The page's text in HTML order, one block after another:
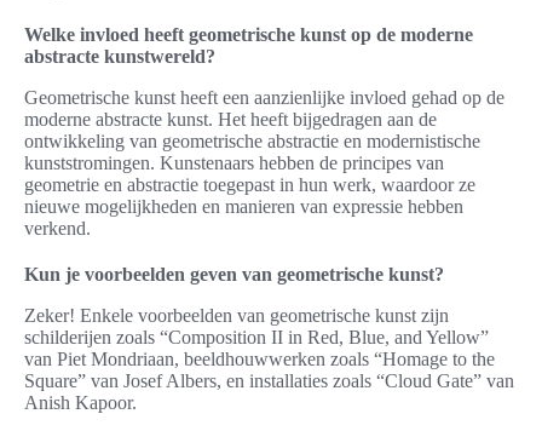
Welke invloed heeft geometrische kunst op de moderne
abstracte kunstwereld?
Geometrische kunst heeft een aanzienlijke invloed gehad op de
moderne abstracte kunst. Het heeft bijgedragen aan de
ontwikkeling van geometrische abstractie en modernistische
kunststromingen. Kunstenaars hebben de principes van
geometrie en abstractie toegepast in hun werk, waardoor ze
nieuwe mogelijkheden en manieren van expressie hebben
verkend.
Kun je voorbeelden geven van geometrische kunst?
Zeker! Enkele voorbeelden van geometrische kunst zijn
schilderijen zoals “Composition II in Red, Blue, and Yellow”
van Piet Mondriaan, beeldhouwwerken zoals “Homage to the
Square” van Josef Albers, en installaties zoals “Cloud Gate” van
Anish Kapoor.